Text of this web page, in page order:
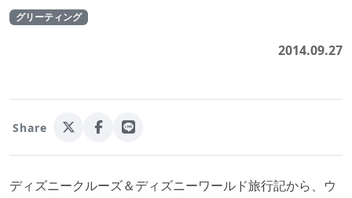
グリーティング
2014.09.27
Share
ディズニークルーズ＆ディズニーワールド旅行記から、ウ